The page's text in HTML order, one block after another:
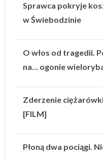
Sprawca pokryje
w Świebodzinie
O włos od tragedii.
na… ogonie
Zderzenie
[FILM]
Płoną dwa pociągi.